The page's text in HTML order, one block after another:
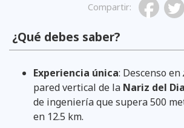
Compartir:
¿Qué debes saber?
Experiencia única: Descenso en
pared vertical de la Nariz del
de ingeniería que supera 500
en 12.5 km.